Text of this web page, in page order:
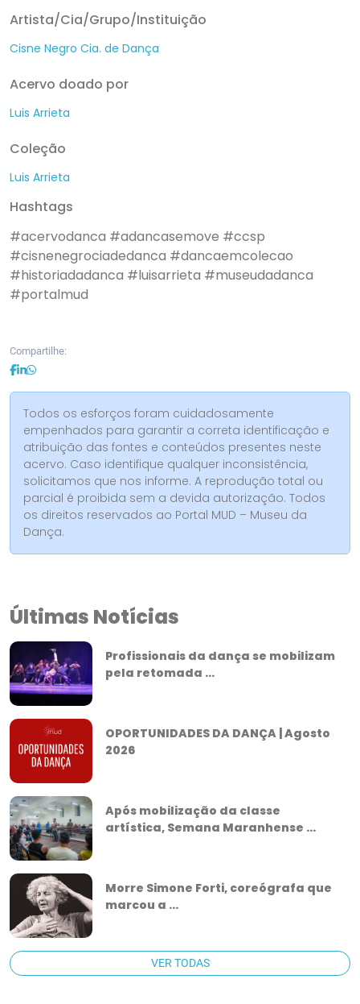
Artista/Cia/Grupo/Instituição
Cisne Negro Cia. de Dança
Acervo doado por
Luis Arrieta
Coleção
Luis Arrieta
Hashtags
#acervodanca #adancasemove #ccsp
#cisnenegrociadedanca #dancaemcolecao
#historiadadanca #luisarrieta #museudadanca
#portalmud
Compartilhe:
Todos os esforços foram cuidadosamente
empenhados para garantir a correta identificação e
atribuição das fontes e conteúdos presentes neste
acervo. Caso identifique qualquer inconsistência,
solicitamos que nos informe. A reprodução total ou
parcial é proibida sem a devida autorização. Todos
os direitos reservados ao Portal MUD – Museu da
Dança.
Últimas Notícias
Profissionais da dança se mobilizam
pela retomada ...
OPORTUNIDADES DA DANÇA | Agosto
2026
Após mobilização da classe
artística, Semana Maranhense ...
Morre Simone Forti, coreógrafa que
marcou a ...
VER TODAS